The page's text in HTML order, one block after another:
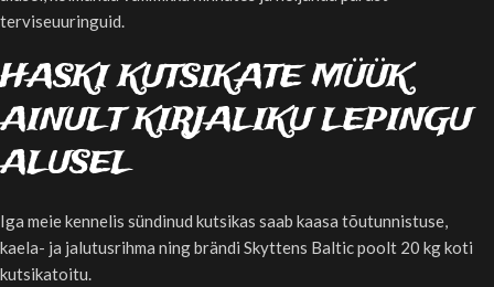
terviseuuringuid.
HASKI KUTSIKATE MÜÜK
AINULT KIRJALIKU LEPINGU
ALUSEL
Iga meie kennelis sündinud kutsikas saab kaasa tõutunnistuse,
kaela- ja jalutusrihma ning brändi Skyttens Baltic poolt 20 kg koti
kutsikatoitu.